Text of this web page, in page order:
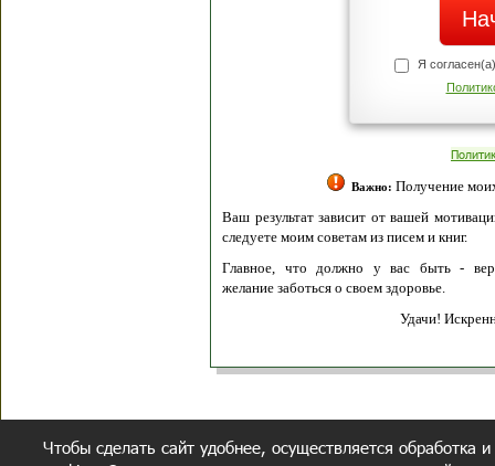
Я
Важно: Получение
Ваш результат зависит от вашей
следуете моим советам из писем и книг.
Главное, что должно у вас быть -
желание заботься о своем здоровье.
Удачи!
Чтобы сделать сайт удобнее, осуществляется обработка